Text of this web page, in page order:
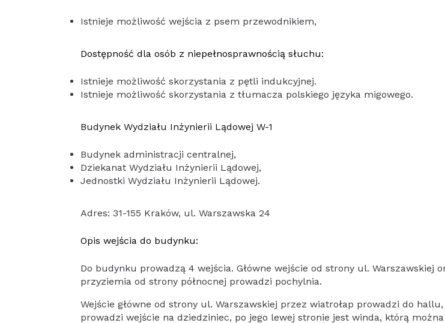
Istnieje możliwość wejścia z psem przewodnikiem,
Dostępność dla osób z niepełnosprawnością słuchu:
Istnieje możliwość skorzystania z pętli indukcyjnej.
Istnieje możliwość skorzystania z tłumacza polskiego języka migowego.
Budynek Wydziału Inżynierii Lądowej W-1
Budynek administracji centralnej,
Dziekanat Wydziału Inżynierii Lądowej,
Jednostki Wydziału Inżynierii Lądowej.
Adres: 31-155 Kraków, ul. Warszawska 24
Opis wejścia do budynku:
Do budynku prowadzą 4 wejścia. Główne wejście od strony ul. Warszawskiej
przyziemia od strony północnej prowadzi pochylnia.
Wejście główne od strony ul. Warszawskiej przez wiatrołap prowadzi do
prowadzi wejście na dziedziniec, po jego lewej stronie jest winda, którą